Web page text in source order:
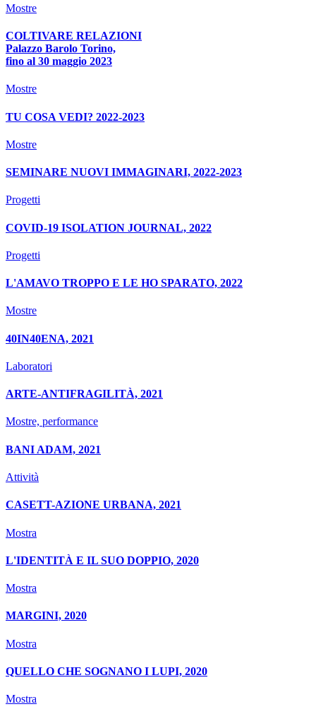
Mostre
COLTIVARE RELAZIONI
Palazzo Barolo Torino,
fino al 30 maggio 2023
Mostre
TU COSA VEDI? 2022-2023
Mostre
SEMINARE NUOVI IMMAGINARI, 2022-2023
Progetti
COVID-19 ISOLATION JOURNAL, 2022
Progetti
L'AMAVO TROPPO E LE HO SPARATO, 2022
Mostre
40IN40ENA, 2021
Laboratori
ARTE-ANTIFRAGILITÀ, 2021
Mostre, performance
BANI ADAM, 2021
Attività
CASETT-AZIONE URBANA, 2021
Mostra
L'IDENTITÀ E IL SUO DOPPIO, 2020
Mostra
MARGINI, 2020
Mostra
QUELLO CHE SOGNANO I LUPI, 2020
Mostra